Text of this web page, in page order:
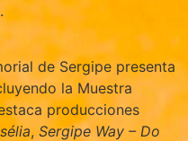
de Sergipe presenta
la Muestra
producciones
, Sergipe Way – Do